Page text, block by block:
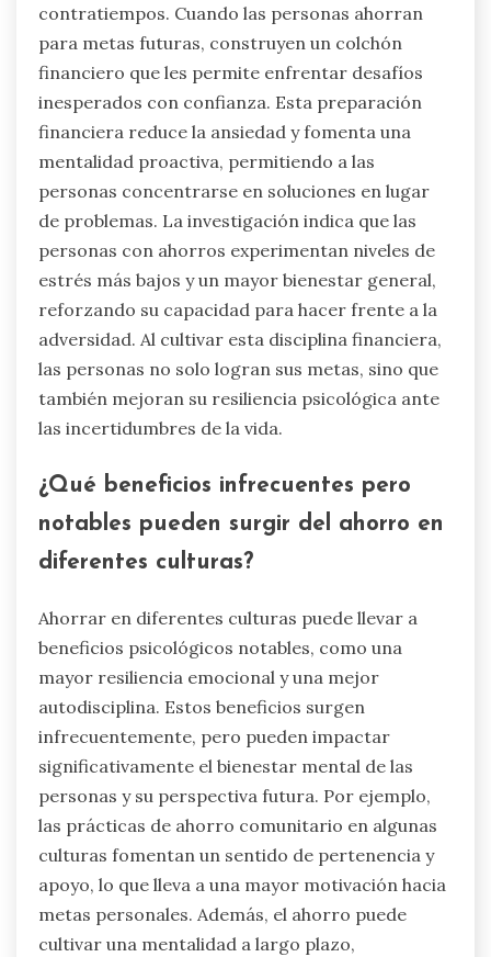
contratiempos. Cuando las personas ahorran
para metas futuras, construyen un colchón
financiero que les permite enfrentar desafíos
inesperados con confianza. Esta preparación
financiera reduce la ansiedad y fomenta una
mentalidad proactiva, permitiendo a las
personas concentrarse en soluciones en lugar
de problemas. La investigación indica que las
personas con ahorros experimentan niveles de
estrés más bajos y un mayor bienestar general,
reforzando su capacidad para hacer frente a la
adversidad. Al cultivar esta disciplina financiera,
las personas no solo logran sus metas, sino que
también mejoran su resiliencia psicológica ante
las incertidumbres de la vida.
¿Qué beneficios infrecuentes pero
notables pueden surgir del ahorro en
diferentes culturas?
Ahorrar en diferentes culturas puede llevar a
beneficios psicológicos notables, como una
mayor resiliencia emocional y una mejor
autodisciplina. Estos beneficios surgen
infrecuentemente, pero pueden impactar
significativamente el bienestar mental de las
personas y su perspectiva futura. Por ejemplo,
las prácticas de ahorro comunitario en algunas
culturas fomentan un sentido de pertenencia y
apoyo, lo que lleva a una mayor motivación hacia
metas personales. Además, el ahorro puede
cultivar una mentalidad a largo plazo,